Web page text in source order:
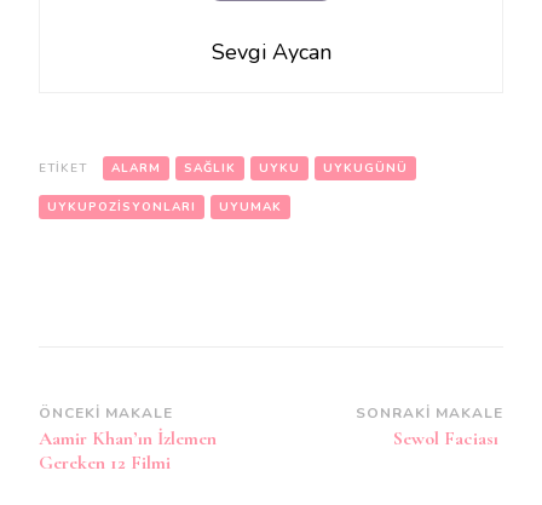
Sevgi Aycan
ETIKET ALARM SAĞLIK UYKU UYKUGÜNÜ
UYKUPOZISYONLARI UYUMAK
Yazı
dolaşımı
ÖNCEKI MAKALE
Aamir Khan’ın İzlemen
Gereken 12 Filmi
SONRAKI MAKALE
Sewol Faciası